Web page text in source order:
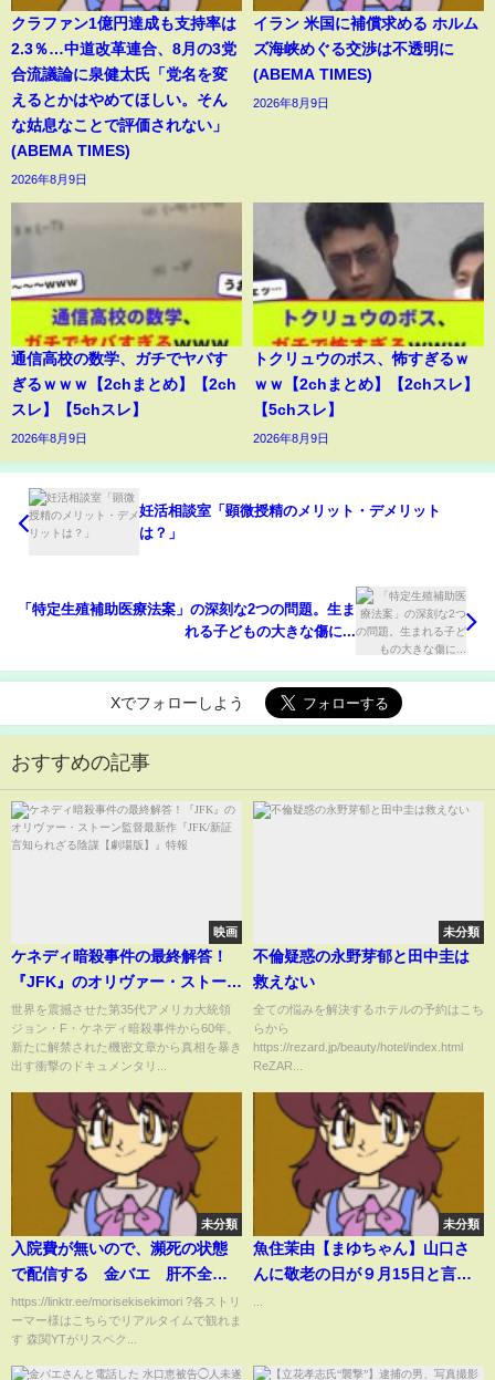
クラファン1億円達成も支持率は
2.3％…中道改革連合、8月の3党
合流議論に泉健太氏「党名を変
えるとかはやめてほしい。そん
な姑息なことで評価されない」
(ABEMA TIMES)
2026年8月9日
イラン 米国に補償求める ホルム
ズ海峡めぐる交渉は不透明に
(ABEMA TIMES)
2026年8月9日
通信高校の数学、ガチでヤバす
ぎるｗｗｗ【2chまとめ】【2ch
スレ】【5chスレ】
2026年8月9日
トクリュウのボス、怖すぎるｗ
ｗｗ【2chまとめ】【2chスレ】
【5chスレ】
2026年8月9日
妊活相談室「顕微授精のメリット・デメリット
は？」
「特定生殖補助医療法案」の深刻な2つの問題。生ま
れる子どもの大きな傷に...
Xでフォローしよう
おすすめの記事
映画
ケネディ暗殺事件の最終解答！
『JFK』のオリヴァー・ストーン
監督最新作『JFK/新証言知られ
ざる陰謀【劇場版】』特報
世界を震撼させた第35代アメリカ大統領
ジョン・F・ケネディ暗殺事件から60年。
新たに解禁された機密文章から真相を暴き
出す衝撃のドキュメンタリ...
未分類
不倫疑惑の永野芽郁と田中圭は
救えない
全ての悩みを解決するホテルの予約はこち
らから
https://rezard.jp/beauty/hotel/index.html
ReZAR...
未分類
入院費が無いので、瀕死の状態
で配信する 金バエ 肝不全末
期入院中 この配信の後BAN
https://linktr.ee/morisekisekimori ?各ストリ
ーマー様はこちらでリアルタイムで観れま
す 森関YTがリスペク...
未分類
魚住茉由【まゆちゃん】山口さ
んに敬老の日が９月15日と言わ